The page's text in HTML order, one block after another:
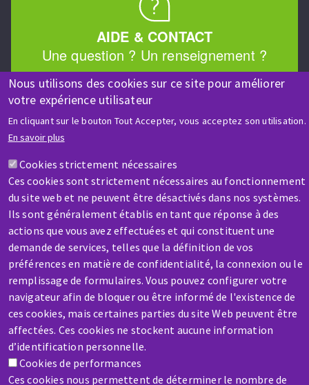
Nous utilisons des cookies sur ce site pour améliorer
votre expérience utilisateur
En cliquant sur le bouton Tout Accepter, vous acceptez son utilisation.
En savoir plus
Cookies strictement nécessaires
Ces cookies sont strictement nécessaires au fonctionnement
du site web et ne peuvent être désactivés dans nos systèmes.
Ils sont généralement établis en tant que réponse à des
actions que vous avez effectuées et qui constituent une
demande de services, telles que la définition de vos
préférences en matière de confidentialité, la connexion ou le
remplissage de formulaires. Vous pouvez configurer votre
navigateur afin de bloquer ou être informé de l'existence de
ces cookies, mais certaines parties du site Web peuvent être
affectées. Ces cookies ne stockent aucune information
d’identification personnelle.
Cookies de performances
Ces cookies nous permettent de déterminer le nombre de
AIDE & CONTACT
Une question ? Un renseignement ?
Contactez-nous
SAV / RÉPARATION
Une machine cassée ? En panne ?
Contactez-nous
au